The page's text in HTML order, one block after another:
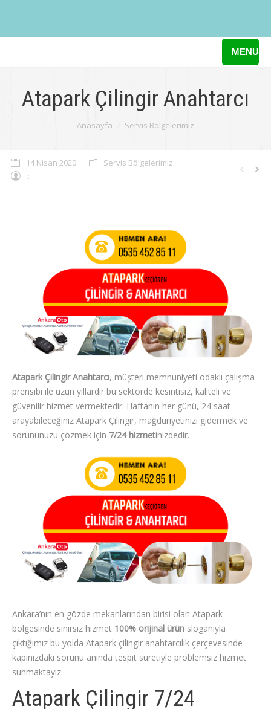
MENU
Atapark Çilingir Anahtarcı
Anasayfa Servis Bölgelerimiz
14 Nisan 2020
Servis Bölgelerimiz
::
Atapark Çilingir Anahtarcı, müşteri memnuniyeti odaklı çalışma
prensibi ile uzun yıllardır bu sektörde kesintisiz, kaliteli ve
güvenilir hizmet vermektedir. Haftanın her günü, 24 saat
arayabileceğiniz Atapark Çilingir, mağduriyetinizi gidermek ve
sorununuzu çözmek için 7/24 hizmetinizdedir.
Ankara’nın en gözde mekanlarından birisi olan Atapark
bölgesinde sınırsız hizmet 100% orijinal ürün sloganıyla
çıktığımız bu yolda Atapark çilingir anahtarcılık çerçevesinde
kapınızdaki sorunu anında tespit suretiyle problemsiz hizmet
sunmaktayız.
Atapark Çilingir 7/24